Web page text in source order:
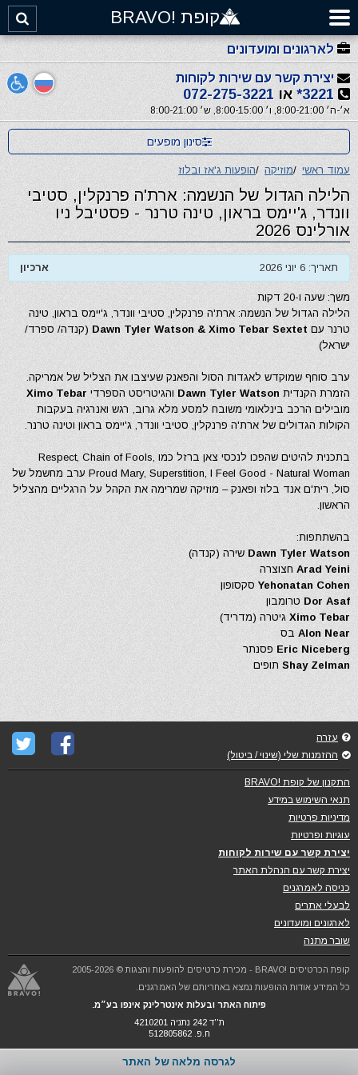
קופת !BRAVO
לארגונים ומועדונים
יצירת קשר עם שירות לקוחות
3221* או 072-275-3221
א׳-ה׳ 8:00-21:00, ו׳ 8:00-15:00, ש׳ 8:00-21:00
סינון מופעים
עמוד ראשי /מוזיקה /הופעות ג'אז ובלוז
הלילה הגדול של הנשמה: ארת'ה פרנקלין, סטיבי
וונדר, ג'יימס בראון, טינה טרנר - פסטיבל ניו
אורלינס 2026
ארכיון תאריך: 6 יוני 2026
משך: שעה ו-20 דקות
הלילה הגדול של הנשמה: ארת'ה פרנקלין, סטיבי וונדר, ג'יימס בראון, טינה
טרנר עם
(קנדה/ ספרד/
ישראל)
ערב סוחף שמוקדש לאגדות הסול והפאנק שעיצבו את הצליל של אמריקה.
הזמרת הקנדית Dawn Tyler Watson והגיטריסט הספרדי Ximo Tebar
מובילים הרכב בינלאומי משובח למסע מלא גרוב, רגש ואנרגיה בעקבות
הקולות הגדולים של ארת'ה פרנקלין, סטיבי וונדר, ג'יימס בראון וטינה טרנר.
בתכנית להיטים שהפכו לנכסי צאן ברזל כמו Respect, Chain of Fools,
Proud Mary, Superstition, I Feel Good - Natural Woman ערב מחשמל של
סול, רית'ם אנד בלוז ופאנק – מוזיקה שמרימה את הקהל על הרגליים מהצליל
הראשון.
בהשתתפות:
Dawn Tyler Watson שירה (קנדה)
Arad Yeini חצוצרה
Yehonatan Cohen סקסופון
Dor Asaf טרומבון
Ximo Tebar גיטרה (מדריד)
Alon Near בס
Eric Niceberg פסנתר
Shay Zelman תופים
עזרה
ההזמנות שלי (שינוי / ביטול)
התקנון של קופת !BRAVO
תנאי השימוש במידע
מדיניות פרטיות
עוגיות ופרטיות
יצירת קשר עם שירות לקוחות
יצירת קשר עם הנהלת האתר
כניסה לאמרגנים
לבעלי אתרים
לארגונים ומועדונים
שובר מתנה
קופת הכרטיסים !BRAVO - מכירת כרטיסים להופעות והצגות © 2005-2026
כל המידע אודות ההופעות נמצא באחריותם של האמרגנים.
פיתוח האתר ובעלות אינטרלינק אינפו בע״מ.
ת''ד 242 נתניה 4210201
ח.פ. 512805862
לגרסה מלאה של האתר